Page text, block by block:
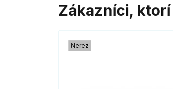
Zákazníci,
Nerez